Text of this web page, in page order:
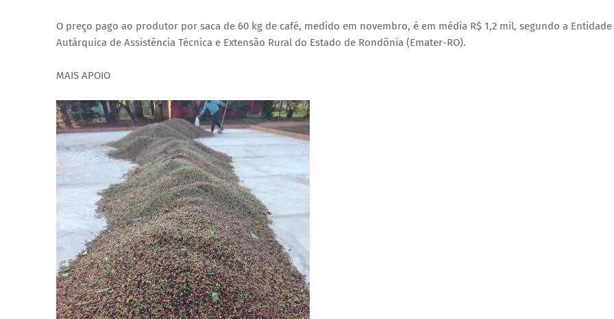
O preço pago ao produtor por saca de 60 kg de café, medido em novembro, é em média R$ 1,2 mil, segundo a Entidade
Autárquica de Assistência Técnica e Extensão Rural do Estado de Rondônia (Emater-RO).
MAIS APOIO